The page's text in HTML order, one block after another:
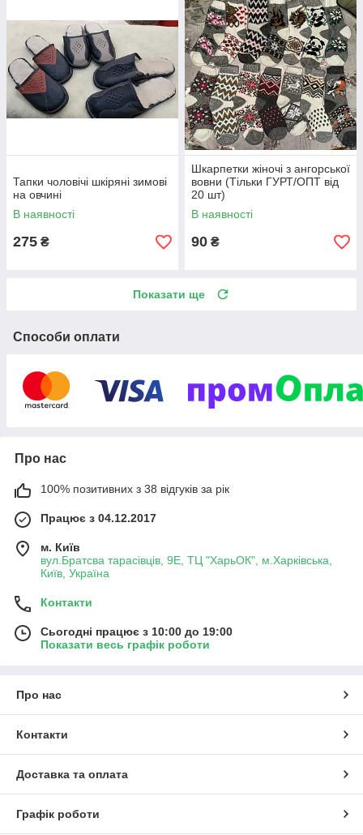
Тапки чоловічі шкіряні зимові
на овчині
В наявності
275 ₴
Шкарпетки жіночі з ангорської
вовни (Тільки ГУРТ/ОПТ від
20 шт)
В наявності
90 ₴
Показати ще
Способи оплати
Про нас
100% позитивних з 38 відгуків за рік
Працює з 04.12.2017
м. Київ
вул.Братсва тарасівців, 9Е, ТЦ "ХарьОК", м.Харківська,
Київ, Україна
Контакти
Сьогодні працює з 10:00 до 19:00
Показати весь графік роботи
Про нас
Контакти
Доставка та оплата
Графік роботи